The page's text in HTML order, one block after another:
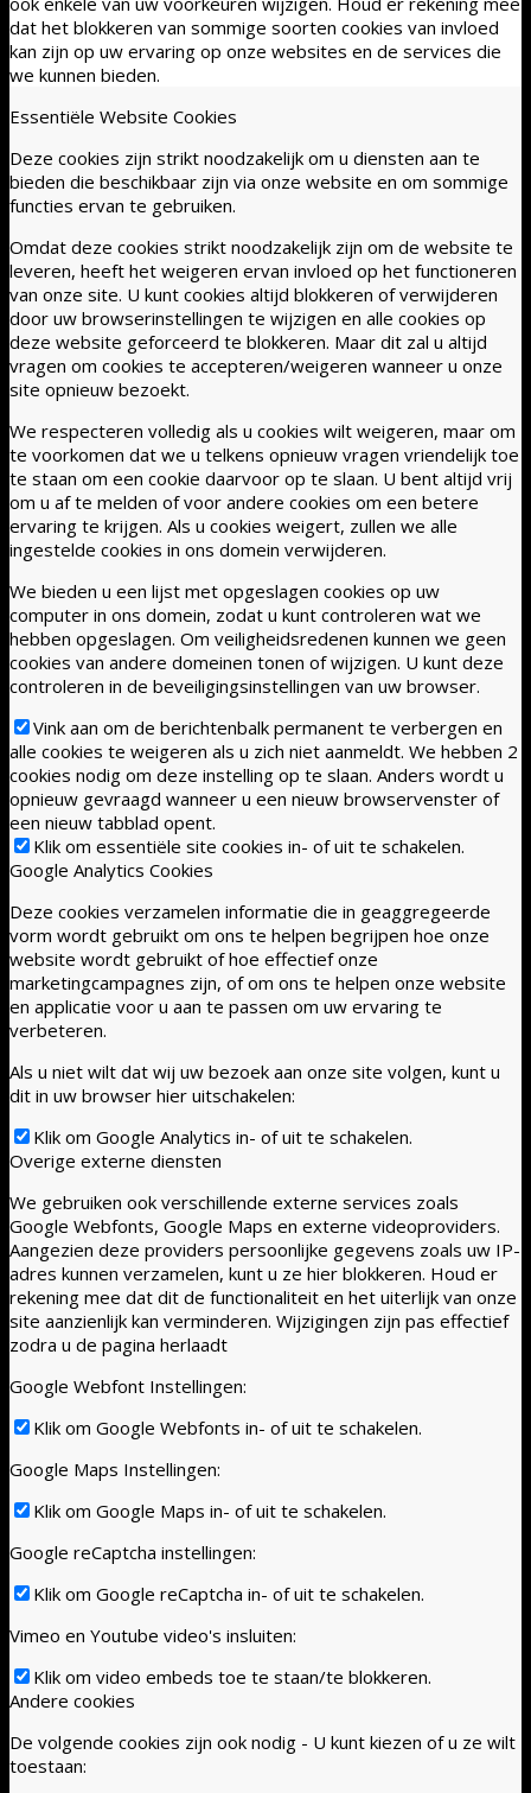
dat het blokkeren van sommige soorten cookies van invloed
kan zijn op uw ervaring op onze websites en de services die
we kunnen bieden.
Essentiële Website Cookies
Deze cookies zijn strikt noodzakelijk om u diensten aan te
bieden die beschikbaar zijn via onze website en om sommige
functies ervan te gebruiken.
Omdat deze cookies strikt noodzakelijk zijn om de website te
leveren, heeft het weigeren ervan invloed op het functioneren
van onze site. U kunt cookies altijd blokkeren of verwijderen
door uw browserinstellingen te wijzigen en alle cookies op
deze website geforceerd te blokkeren. Maar dit zal u altijd
vragen om cookies te accepteren/weigeren wanneer u onze
site opnieuw bezoekt.
We respecteren volledig als u cookies wilt weigeren, maar om
te voorkomen dat we u telkens opnieuw vragen vriendelijk toe
te staan om een cookie daarvoor op te slaan. U bent altijd vrij
om u af te melden of voor andere cookies om een betere
ervaring te krijgen. Als u cookies weigert, zullen we alle
ingestelde cookies in ons domein verwijderen.
We bieden u een lijst met opgeslagen cookies op uw
computer in ons domein, zodat u kunt controleren wat we
hebben opgeslagen. Om veiligheidsredenen kunnen we geen
cookies van andere domeinen tonen of wijzigen. U kunt deze
controleren in de beveiligingsinstellingen van uw browser.
Vink aan om de berichtenbalk permanent te verbergen en
alle cookies te weigeren als u zich niet aanmeldt. We hebben 2
cookies nodig om deze instelling op te slaan. Anders wordt u
opnieuw gevraagd wanneer u een nieuw browservenster of
een nieuw tabblad opent.
Klik om essentiële site cookies in- of uit te schakelen.
Google Analytics Cookies
Deze cookies verzamelen informatie die in geaggregeerde
vorm wordt gebruikt om ons te helpen begrijpen hoe onze
website wordt gebruikt of hoe effectief onze
marketingcampagnes zijn, of om ons te helpen onze website
en applicatie voor u aan te passen om uw ervaring te
verbeteren.
Als u niet wilt dat wij uw bezoek aan onze site volgen, kunt u
dit in uw browser hier uitschakelen:
Klik om Google Analytics in- of uit te schakelen.
Overige externe diensten
We gebruiken ook verschillende externe services zoals
Google Webfonts, Google Maps en externe videoproviders.
Aangezien deze providers persoonlijke gegevens zoals uw IP-
adres kunnen verzamelen, kunt u ze hier blokkeren. Houd er
rekening mee dat dit de functionaliteit en het uiterlijk van onze
site aanzienlijk kan verminderen. Wijzigingen zijn pas effectief
zodra u de pagina herlaadt
Google Webfont Instellingen:
Klik om Google Webfonts in- of uit te schakelen.
Google Maps Instellingen:
Klik om Google Maps in- of uit te schakelen.
Google reCaptcha instellingen:
Klik om Google reCaptcha in- of uit te schakelen.
Vimeo en Youtube video's insluiten:
Klik om video embeds toe te staan/te blokkeren.
Andere cookies
De volgende cookies zijn ook nodig - U kunt kiezen of u ze wilt
toestaan: